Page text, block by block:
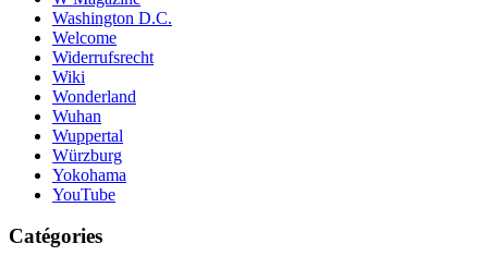
Washington D.C.
Welcome
Widerrufsrecht
Wiki
Wonderland
Wuhan
Wuppertal
Würzburg
Yokohama
YouTube
Catégories